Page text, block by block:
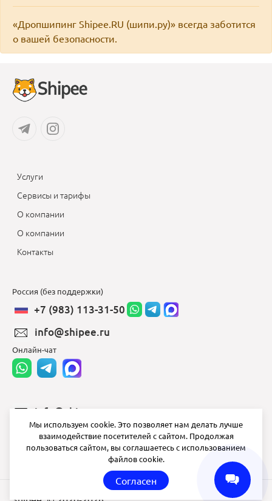
«Дропшипинг Shipee.RU (шипи.ру)» всегда заботится
о вашей безопасности.
Услуги
Сервисы и тарифы
О компании
О компании
Контакты
Россия (без поддержки)
+7 (983) 113-31-50
info@shipee.ru
Онлайн-чат
info@shipee.ru
пн-пт 8:00 - 18:00
СБ ВС выходной
Мы используем cookie. Это позволяет нам делать лучше
взаимодействие посетителей с сайтом. Продолжая
пользоваться сайтом, вы соглашаетесь с использованием
файлов cookie.
Согласен